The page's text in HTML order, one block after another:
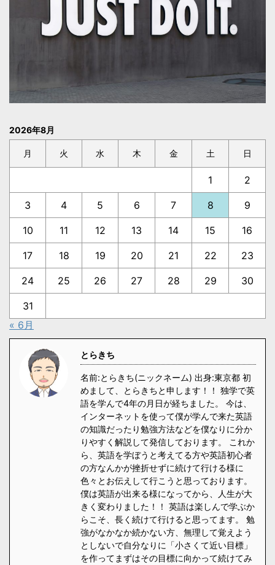
2026年8月
月 火 水 木 金 土 日
1 2
3 4 5 6 7 8 9
10 11 12 13 14 15 16
17 18 19 20 21 22 23
24 25 26 27 28 29 30
31
« 6月
とらきち
名前:とらきち(ニックネーム) 出身:東京都 初
めまして、とらきちと申します！！ 独学で英
語を学んで4年の月日が経ちました。 今は、
インターネットを使って僕が学んで来た英語
の知識だったり勉強方法などを僕なりに分か
りやすく解説して発信しております。 これか
ら、英語を学ぼうと考えてる方や英語初心者
の方なんかが挫折せずに続けて行ける様に
色々とお伝えして行こうと思っております。
僕は英語が出来る様になってから、人生が大
きく変わりました！！ 英語は楽しんで学ぶか
らこそ、長く続けて行けると思ってます。 勉
強がなかなか続かない方、無理して覚えよう
としないで自分なりに「小さくて近い目標」
を作ってまずはその目標に向かって続けてみ